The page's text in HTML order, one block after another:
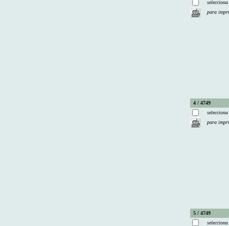
selecciona
para
4 / 4749
selecciona
para
5 / 4749
selecciona